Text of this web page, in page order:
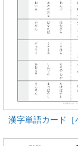
漢字単語カード